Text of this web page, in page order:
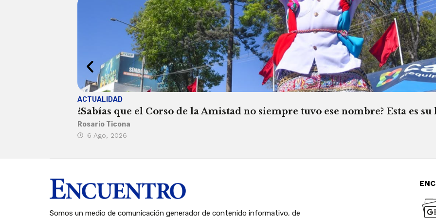
ACTUALIDAD
¿Sabías que el Corso de la Amistad no siempre tuvo ese nombre? Esta es
Rosario Ticona
6 Ago, 2026
Somos un medio de comunicación generador de contenido informativo, de